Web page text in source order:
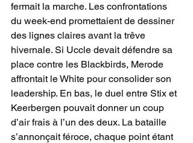
fermait la marche. Les confrontations
du week-end promettaient de dessiner
des lignes claires avant la trêve
hivernale. Si Uccle devait défendre sa
place contre les Blackbirds, Merode
affrontait le White pour consolider son
leadership. En bas, le duel entre Stix et
Keerbergen pouvait donner un coup
d’air frais à l’un des deux. La bataille
s’annonçait féroce, chaque point étant